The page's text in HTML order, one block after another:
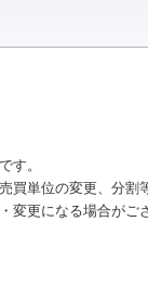
す。
買単位の変更、分割
変更になる場合が